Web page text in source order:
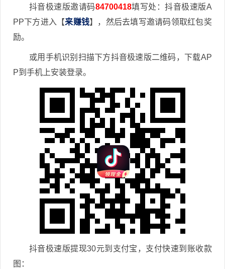
抖音极速版邀请码84700418填写处：抖音极速版A
PP下方进入【来赚钱】，然后去填写邀请码领取红包奖
励。
或用手机识别扫描下方抖音极速版二维码，下载AP
P到手机上安装登录。
抖音极速版提现30元到支付宝，支付快速到账收款
图：